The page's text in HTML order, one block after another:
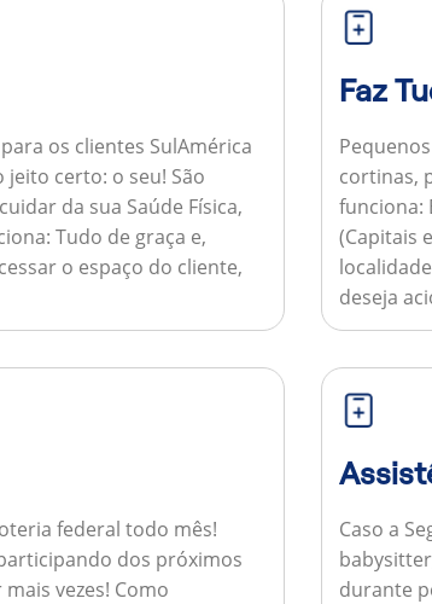
os clientes SulAmérica
certo: o seu! São
da sua Saúde Física,
Tudo de graça e,
o espaço do cliente,
Faz
cortinas,
funciona:
(Capitais
deseja
federal todo mês!
dos próximos
vezes! Como
Caso a
durante